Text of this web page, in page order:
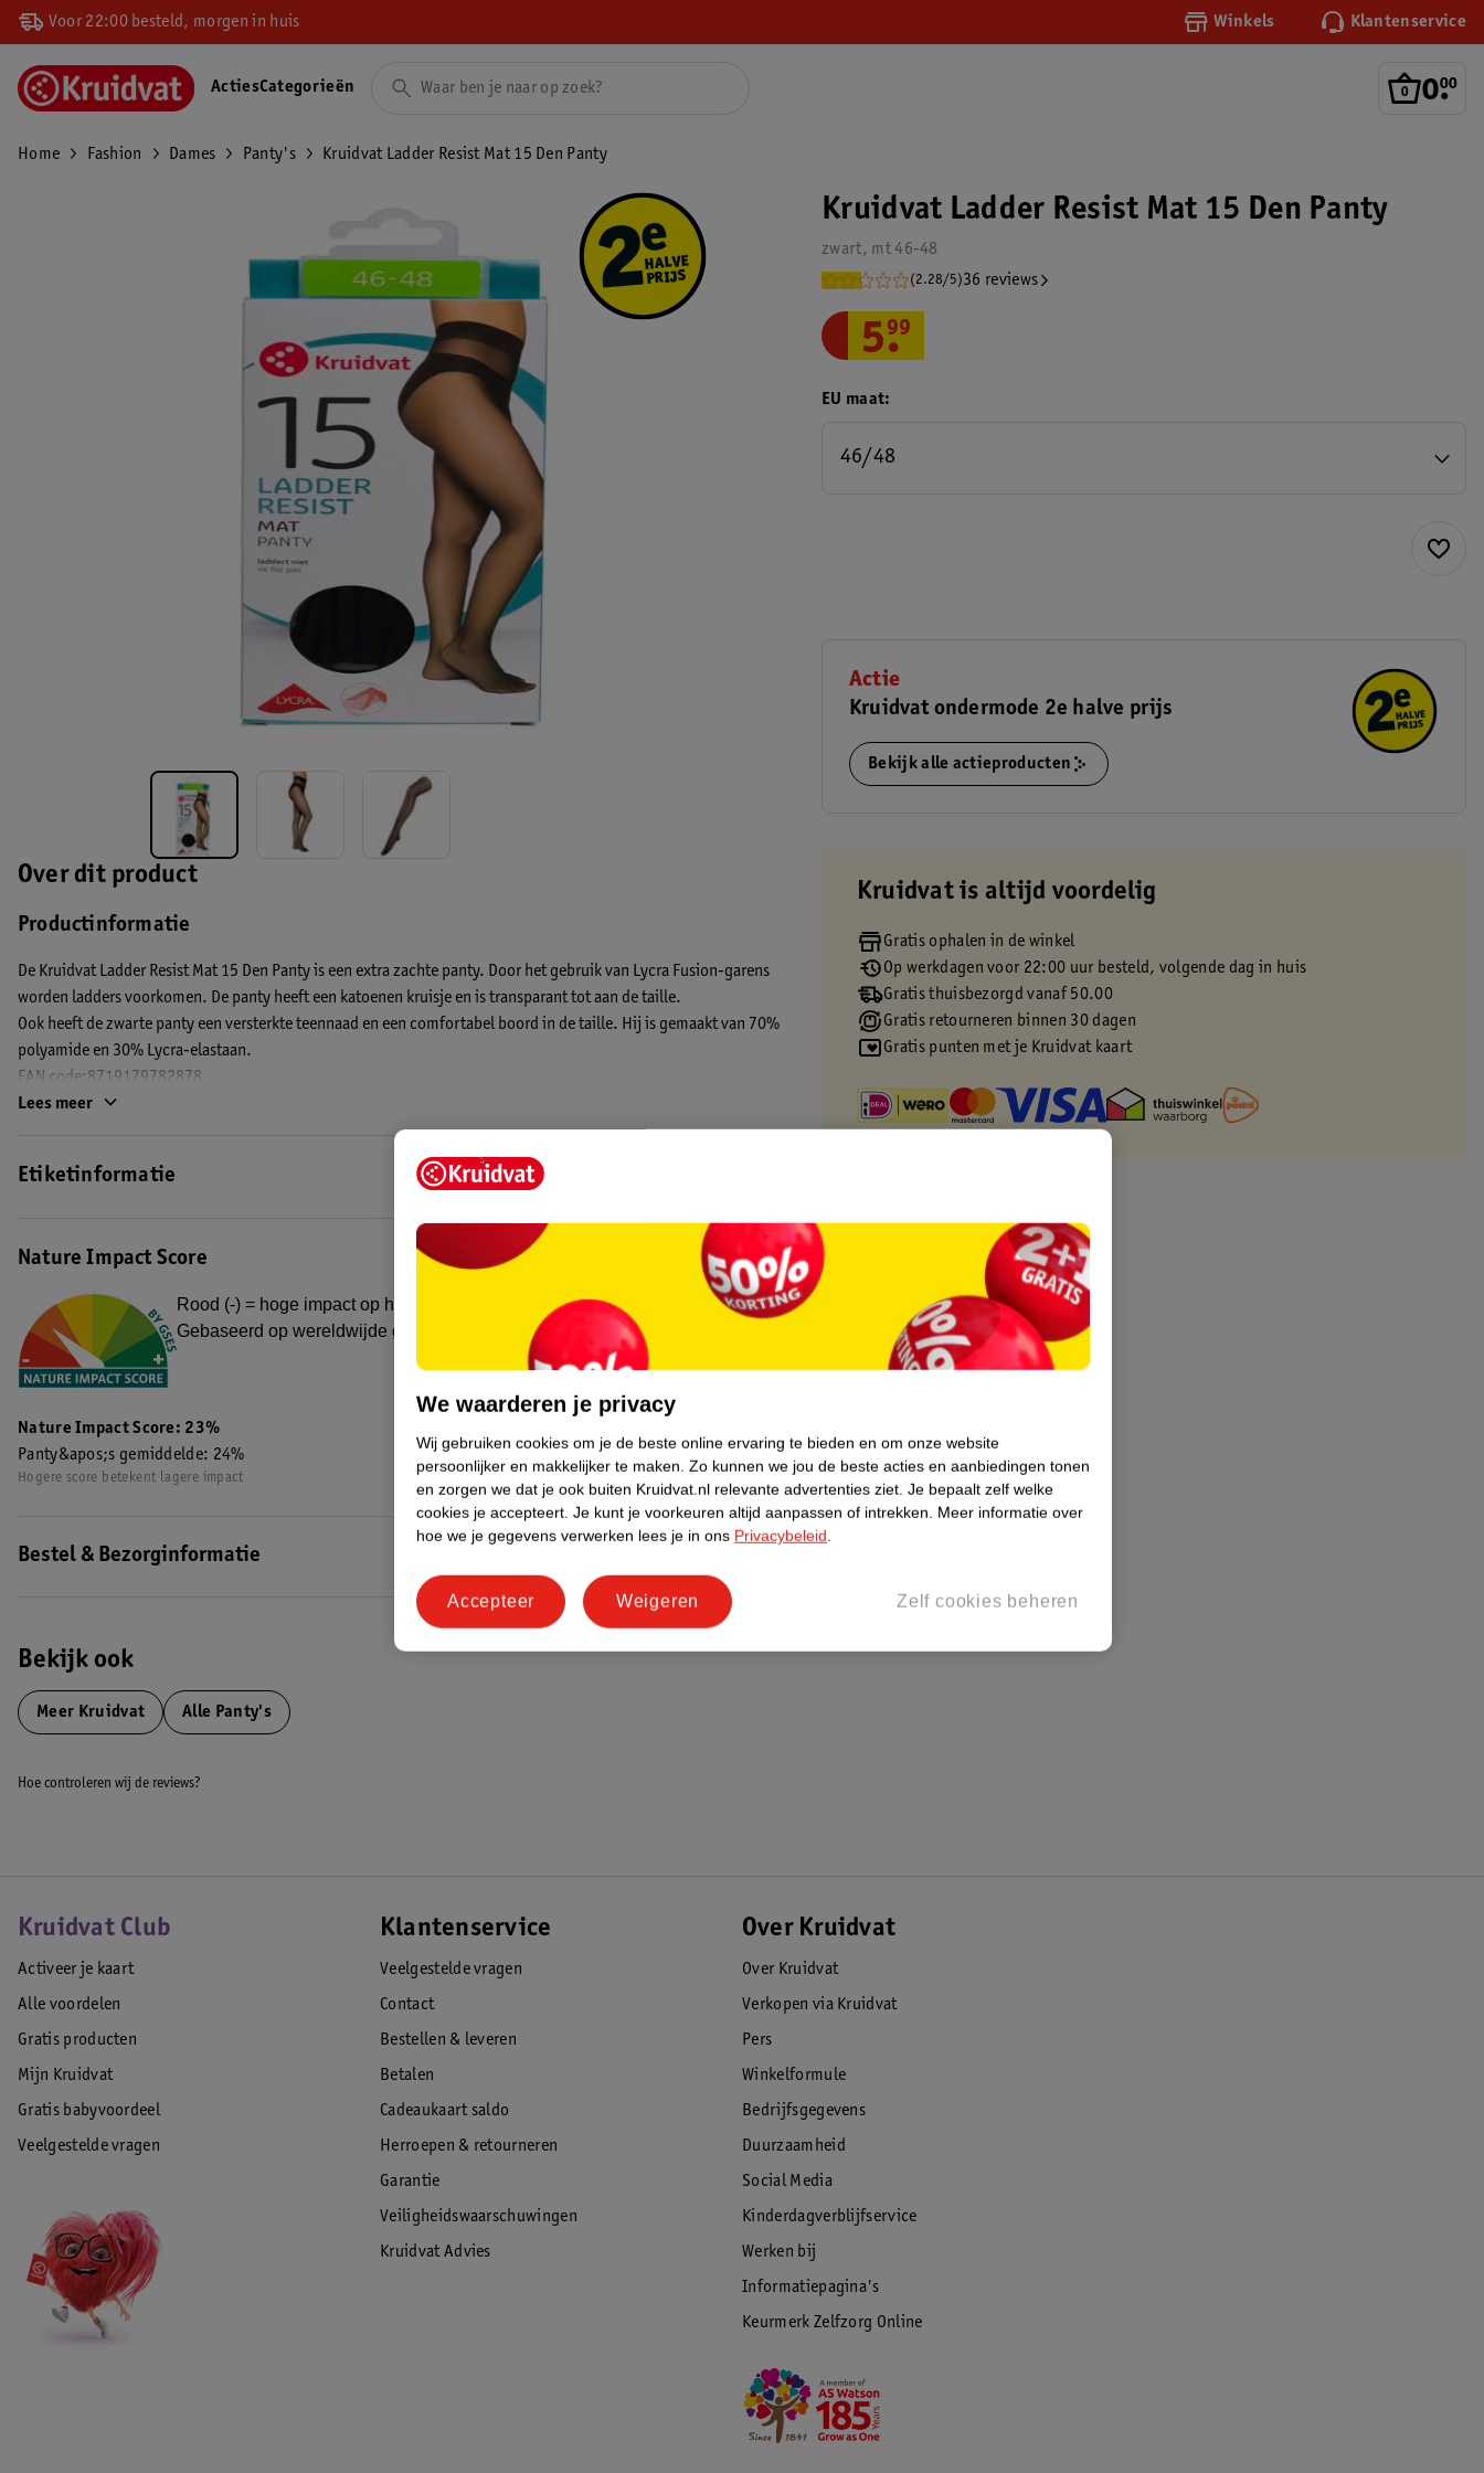
Voor 22:00 besteld, morgen in huis Winkels Klantenservice
0.
00
ActiesCategorieën
Home Fashion Dames Panty's Kruidvat Ladder Resist Mat 15 Den Panty
Over dit product
Productinformatie
De Kruidvat Ladder Resist Mat 15 Den Panty is een extra zachte panty. Door het gebruik van Lycra Fusion-garens
worden ladders voorkomen. De panty heeft een katoenen kruisje en is transparant tot aan de taille.
Ook heeft de zwarte panty een versterkte teennaad en een comfortabel boord in de taille. Hij is gemaakt van 70%
polyamide en 30% Lycra-elastaan.
EAN code:8719179782878
Lees meer
Etiketinformatie
Nature Impact Score
Rood (-) = hoge impact op het milieu. Groen (+) = lage impact op het milieu.
Gebaseerd op wereldwijde gemiddelden.
Nature Impact Score: 23%
Panty&apos;s gemiddelde: 24%
Hogere score betekent lagere impact
Bestel & Bezorginformatie
Bekijk ook
Meer Kruidvat Alle Panty's
Kruidvat Ladder Resist Mat 15 Den Panty
zwart, mt 46-48
(2.28/5)36 reviews
5.
99
EU maat
46/48
Actie
Kruidvat ondermode 2e halve prijs
Bekijk alle actieproducten
Kruidvat is altijd voordelig
Gratis ophalen in de winkel
Op werkdagen voor 22:00 uur besteld, volgende dag in huis
Gratis thuisbezorgd vanaf 50.00
Gratis retourneren binnen 30 dagen
Gratis punten met je Kruidvat kaart
Hoe controleren wij de reviews?
Kruidvat Club
Activeer je kaart
Alle voordelen
Gratis producten
Mijn Kruidvat
Gratis babyvoordeel
Veelgestelde vragen
Klantenservice
Veelgestelde vragen
Contact
Bestellen & leveren
Betalen
Cadeaukaart saldo
Herroepen & retourneren
Garantie
Veiligheidswaarschuwingen
Kruidvat Advies
Over Kruidvat
Over Kruidvat
Verkopen via Kruidvat
Pers
Winkelformule
Bedrijfsgegevens
Duurzaamheid
Social Media
Kinderdagverblijfservice
Werken bij
Informatiepagina's
Keurmerk Zelfzorg Online
We waarderen je privacy
Wij gebruiken cookies om je de beste online ervaring te bieden en om onze website
persoonlijker en makkelijker te maken. Zo kunnen we jou de beste acties en aanbiedingen tonen
en zorgen we dat je ook buiten Kruidvat.nl relevante advertenties ziet. Je bepaalt zelf welke
cookies je accepteert. Je kunt je voorkeuren altijd aanpassen of intrekken. Meer informatie over
hoe we je gegevens verwerken lees je in ons Privacybeleid.
Zelf cookies beheren
Weigeren
Accepteer